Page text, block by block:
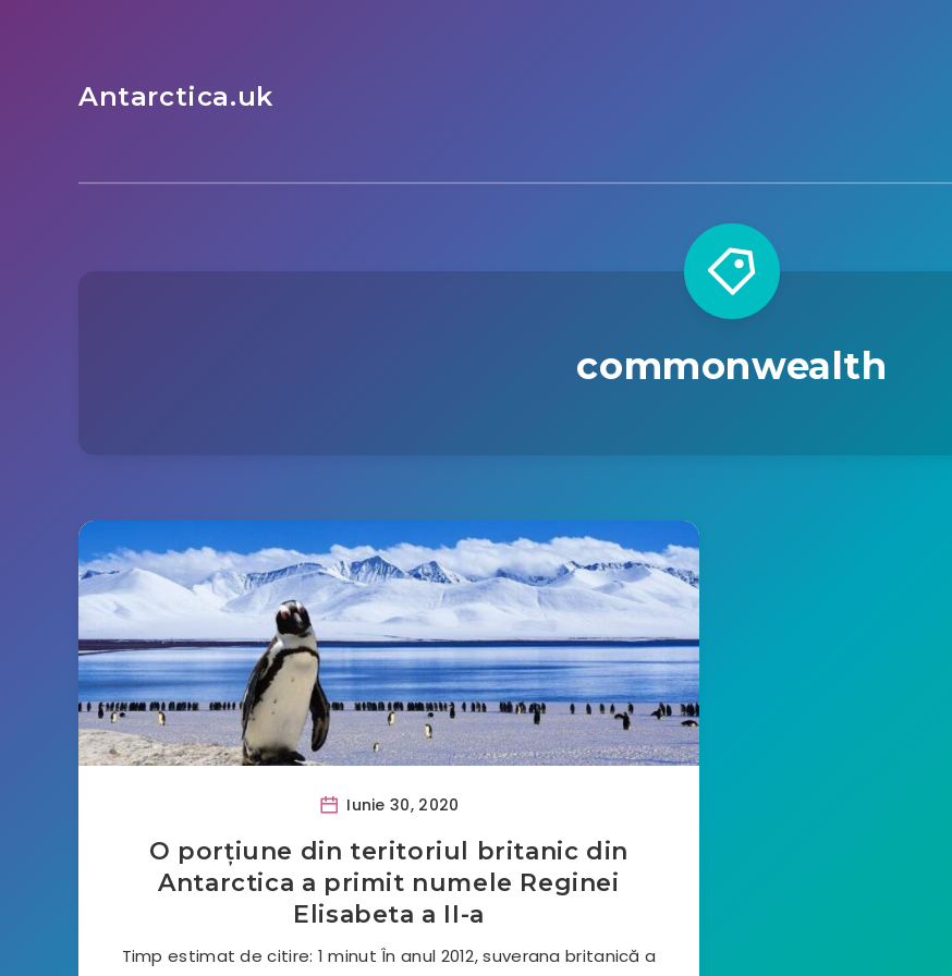
Antarctica.uk
commonwealth
Iunie 30, 2020
O porțiune din teritoriul britanic din
Antarctica a primit numele Reginei
Elisabeta a II-a
Timp estimat de citire: 1 minut În anul 2012, suverana britanică a